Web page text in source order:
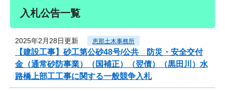
入札公告一覧
2025年2月28日更新 恵那土木事務所
【建設工事】砂工第公砂48号/公共 防災・安全交付
金（通常砂防事業）（国補正）（翌債）（黒田川）水
路橋上部工工事に関する一般競争入札